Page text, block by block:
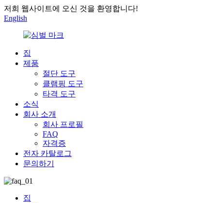
저희 웹사이트에 오신 것을 환영합니다!
English
집
제품
절단 도구
클램핑 도구
타격 도구
소식
회사 소개
회사 프로필
FAQ
자격증
전자 카탈로그
문의하기
집